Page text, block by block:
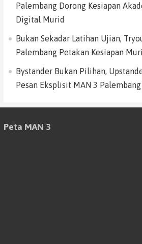
Palembang Dorong Kesiapan
Digital Murid
Bukan Sekadar Latihan Ujian,
Palembang Petakan Kesiapan
Bystander Bukan Pilihan,
Pesan Eksplisit MAN 3
Peta MAN 3